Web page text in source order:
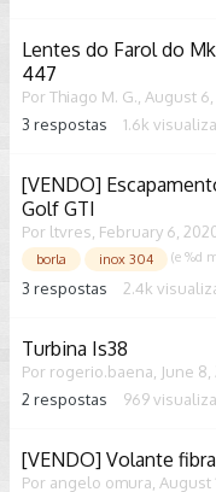
Lentes do Farol do
447
Por Thiago M. G. August
3 respostas 1.6k
[VENDO]
Golf GTI
Por ltvres February 6,
borla inox 304 (e %d
3 respostas 2.4k
Turbina Is38
Por rogerio.baena June 8,
2 respostas 969
[VENDO] Volante
Por angelo omura August